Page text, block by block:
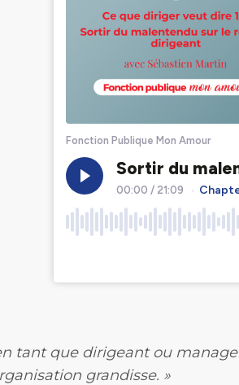
tant que dirigeant ou
grandisse. »